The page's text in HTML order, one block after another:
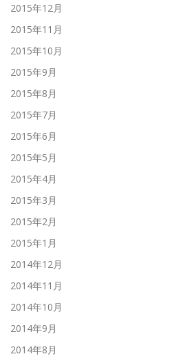
2015年12月
2015年11月
2015年10月
2015年9月
2015年8月
2015年7月
2015年6月
2015年5月
2015年4月
2015年3月
2015年2月
2015年1月
2014年12月
2014年11月
2014年10月
2014年9月
2014年8月